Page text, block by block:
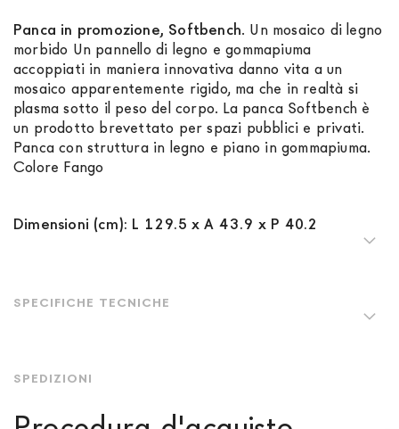
Panca in promozione, Softbench. Un mosaico di legno
morbido Un pannello di legno e gommapiuma
accoppiati in maniera innovativa danno vita a un
mosaico apparentemente rigido, ma che in realtà si
plasma sotto il peso del corpo. La panca Softbench è
un prodotto brevettato per spazi pubblici e privati.
Panca con struttura in legno e piano in gommapiuma.
Colore Fango
Dimensioni (cm): L 129.5 x A 43.9 x P 40.2
SPECIFICHE TECNICHE
SPEDIZIONI